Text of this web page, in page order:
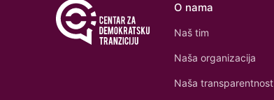
O nama
Naš tim
Naša organizacija
Naša transparentnost